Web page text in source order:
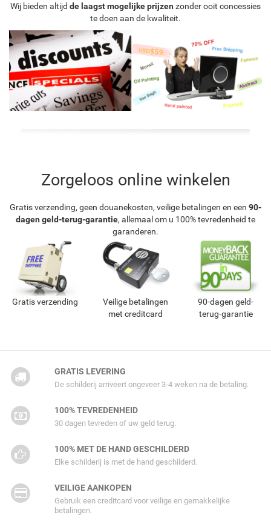
Wij bieden altijd de laagst mogelijke prijzen zonder ooit concessies
te doen aan de kwaliteit.
Zorgeloos online winkelen
Gratis verzending, geen douanekosten, veilige betalingen en een 90-
dagen geld-terug-garantie, allemaal om u 100% tevredenheid te
garanderen.
Gratis verzending
Veilige betalingen
met creditcard
90-dagen geld-
terug-garantie
GRATIS LEVERING
De schilderij arriveert ongeveer 3-4 weken na de betaling.
100% TEVREDENHEID
30 dagen tevreden of uw geld terug.
100% MET DE HAND GESCHILDERD
Elke schilderij is met de hand geschilderd.
VEILIGE AANKOPEN
Gebruik een creditcard voor veilige en gemakkelijke
betalingen.